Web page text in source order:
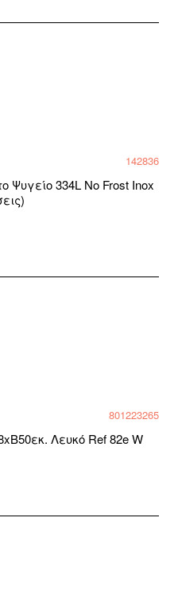
142836
Ψυγείο 334L No Frost Inox
801223265
Λευκό Ref 82e W